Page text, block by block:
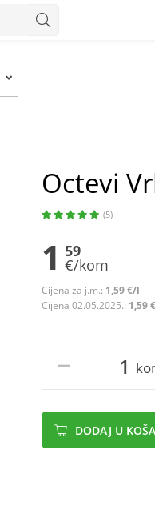
Octevi
(5)
1 59
€/kom
Cijena za j.m.: 1,59 €/l
Cijena 02.05.2025.: 1,59
DODAJ U